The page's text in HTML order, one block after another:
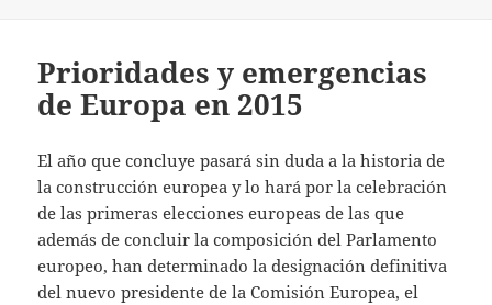
Prioridades y emergencias
de Europa en 2015
El año que concluye pasará sin duda a la historia de
la construcción europea y lo hará por la celebración
de las primeras elecciones europeas de las que
además de concluir la composición del Parlamento
europeo, han determinado la designación definitiva
del nuevo presidente de la Comisión Europea, el